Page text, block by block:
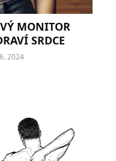
MONITOR
SRDCE
2024